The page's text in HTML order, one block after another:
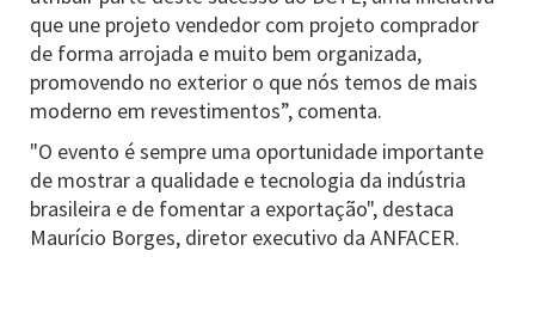
que une projeto vendedor com projeto comprador
de forma arrojada e muito bem organizada,
promovendo no exterior o que nós temos de mais
moderno em revestimentos”, comenta.
"O evento é sempre uma oportunidade importante
de mostrar a qualidade e tecnologia da indústria
brasileira e de fomentar a exportação", destaca
Maurício Borges, diretor executivo da ANFACER.